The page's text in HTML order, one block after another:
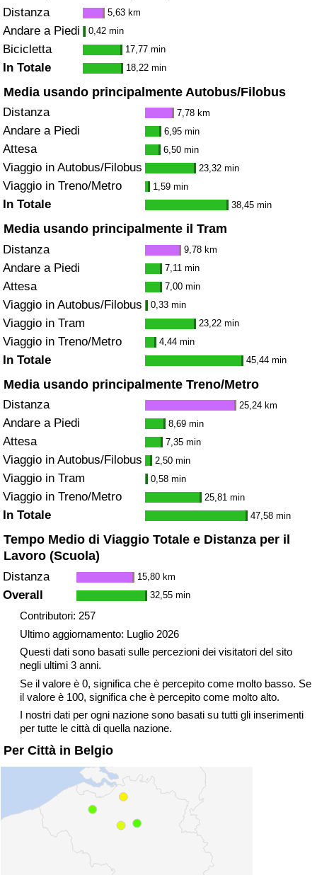
Distanza 5,63 km
Andare a Piedi 0,42 min
Bicicletta 17,77 min
In Totale 18,22 min
Media usando principalmente Autobus/Filobus
Distanza 7,78 km
Andare a Piedi 6,95 min
Attesa 6,50 min
Viaggio in Autobus/Filobus 23,32 min
Viaggio in Treno/Metro 1,59 min
In Totale 38,45 min
Media usando principalmente il Tram
Distanza 9,78 km
Andare a Piedi 7,11 min
Attesa 7,00 min
Viaggio in Autobus/Filobus 0,33 min
Viaggio in Tram 23,22 min
Viaggio in Treno/Metro 4,44 min
In Totale 45,44 min
Media usando principalmente Treno/Metro
Distanza 25,24 km
Andare a Piedi 8,69 min
Attesa 7,35 min
Viaggio in Autobus/Filobus 2,50 min
Viaggio in Tram 0,58 min
Viaggio in Treno/Metro 25,81 min
In Totale 47,58 min
Tempo Medio di Viaggio Totale e Distanza per il
Lavoro (Scuola)
Distanza 15,80 km
Overall 32,55 min
Contributori: 257
Ultimo aggiornamento: Luglio 2026
Questi dati sono basati sulle percezioni dei visitatori del sito
negli ultimi 3 anni.
Se il valore è 0, significa che è percepito come molto basso. Se
il valore è 100, significa che è percepito come molto alto.
I nostri dati per ogni nazione sono basati su tutti gli inserimenti
per tutte le città di quella nazione.
Per Città in Belgio